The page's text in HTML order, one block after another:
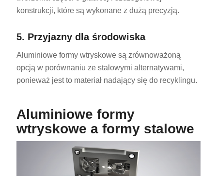
konstrukcji, które są wykonane z dużą precyzją.
5. Przyjazny dla środowiska
Aluminiowe formy wtryskowe są zrównoważoną
opcją w porównaniu ze stalowymi alternatywami,
ponieważ jest to materiał nadający się do recyklingu.
Aluminiowe formy
wtryskowe a formy stalowe